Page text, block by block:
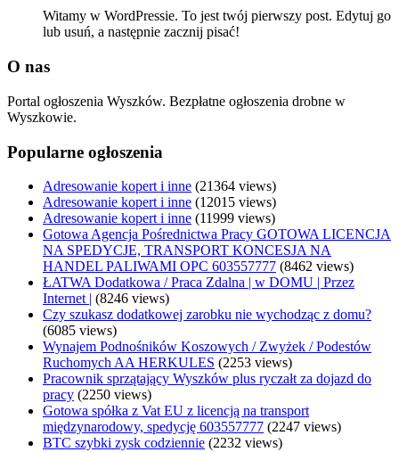
Witamy w WordPressie. To jest twój pierwszy post. Edytuj go
lub usuń, a następnie zacznij pisać!
O nas
Portal ogłoszenia Wyszków. Bezpłatne ogłoszenia drobne w
Wyszkowie.
Popularne ogłoszenia
Adresowanie kopert i inne (21364 views)
Adresowanie kopert i inne (12015 views)
Adresowanie kopert i inne (11999 views)
Gotowa Agencja Pośrednictwa Pracy GOTOWA LICENCJA
NA SPEDYCJE, TRANSPORT KONCESJA NA
HANDEL PALIWAMI OPC 603557777 (8462 views)
ŁATWA Dodatkowa / Praca Zdalna | w DOMU | Przez
Internet | (8246 views)
Czy szukasz dodatkowej zarobku nie wychodząc z domu?
(6085 views)
Wynajem Podnośników Koszowych / Zwyżek / Podestów
Ruchomych AA HERKULES (2253 views)
Pracownik sprzątający Wyszków plus ryczałt za dojazd do
pracy (2250 views)
Gotowa spółka z Vat EU z licencją na transport
międzynarodowy, spedycję 603557777 (2247 views)
BTC szybki zysk codziennie (2232 views)